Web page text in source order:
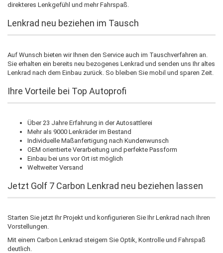
direkteres Lenkgefühl und mehr Fahrspaß.
Lenkrad neu beziehen im Tausch
Auf Wunsch bieten wir Ihnen den Service auch im Tauschverfahren an.
Sie erhalten ein bereits neu bezogenes Lenkrad und senden uns Ihr altes
Lenkrad nach dem Einbau zurück. So bleiben Sie mobil und sparen Zeit.
Ihre Vorteile bei Top Autoprofi
Über 23 Jahre Erfahrung in der Autosattlerei
Mehr als 9000 Lenkräder im Bestand
Individuelle Maßanfertigung nach Kundenwunsch
OEM orientierte Verarbeitung und perfekte Passform
Einbau bei uns vor Ort ist möglich
Weltweiter Versand
Jetzt Golf 7 Carbon Lenkrad neu beziehen lassen
Starten Sie jetzt Ihr Projekt und konfigurieren Sie Ihr Lenkrad nach Ihren
Vorstellungen.
Mit einem Carbon Lenkrad steigern Sie Optik, Kontrolle und Fahrspaß
deutlich.